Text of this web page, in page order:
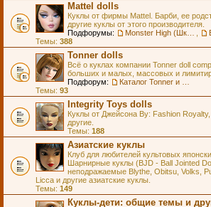
Mattel dolls
Куклы от фирмы Mattel. Барби, ее
другие куклы от этого производителя.
Подфорумы:
Темы: 388
Tonner dolls
Всё о куклах компании Tonner doll
больших и малых, массовых и
Подфорум:
Темы: 93
Integrity Toys dolls
Куклы от Джейсона Ву: Fashion
другие.
Темы: 188
Азиатские куклы
Клуб для любителей культовых
Шарнирные куклы (BJD - Ball Jointed
неподражаемые Blythe, Obitsu, Volks,
Licca и другие азиатские куклы.
Темы: 149
Куклы-дети: общие темы и